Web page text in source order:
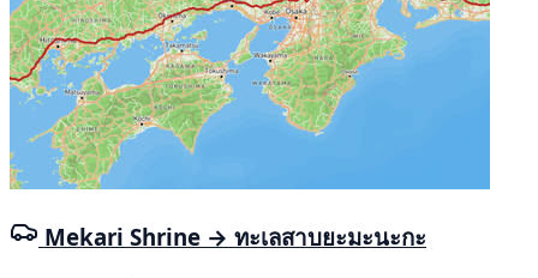
Mekari Shrine → ทะเลสาบยะมะนะกะ